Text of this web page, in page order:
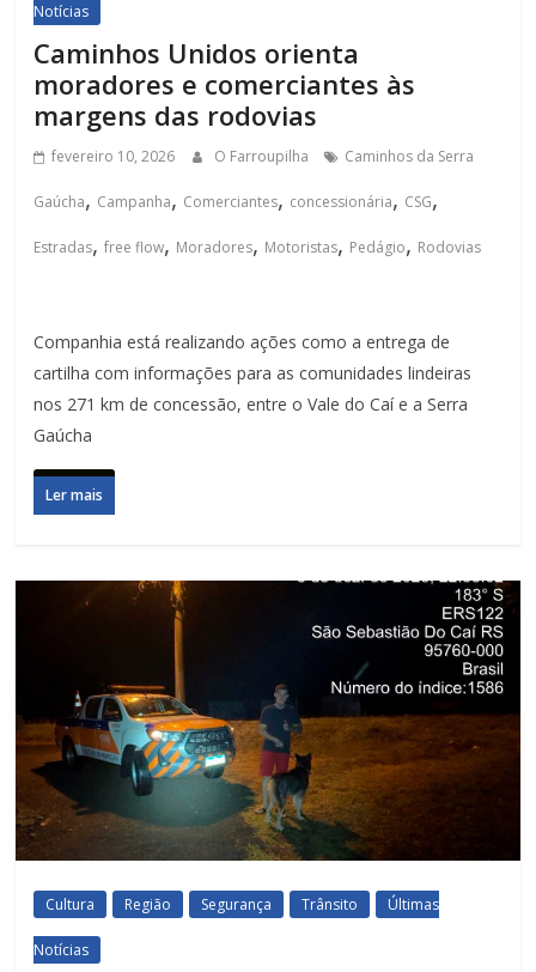
Notícias
Caminhos Unidos orienta
moradores e comerciantes às
margens das rodovias
fevereiro 10, 2026 O Farroupilha Caminhos da Serra
Gaúcha, Campanha, Comerciantes, concessionária, CSG,
Estradas,free flow, Moradores, Motoristas, Pedágio, Rodovias
Companhia está realizando ações como a entrega de
cartilha com informações para as comunidades lindeiras
nos 271 km de concessão, entre o Vale do Caí e a Serra
Gaúcha
Ler mais
Cultura Região Segurança Trânsito Últimas
Notícias